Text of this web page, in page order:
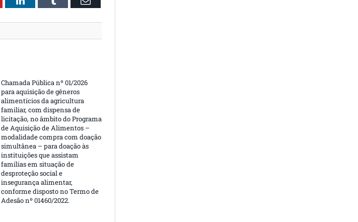
Chamada Pública nº 01/2026
para aquisição de gêneros
alimentícios da agricultura
familiar, com dispensa de
licitação, no âmbito do Programa
de Aquisição de Alimentos –
modalidade compra com doação
simultânea – para doação às
instituições que assistam
famílias em situação de
desproteção social e
insegurança alimentar,
conforme disposto no Termo de
Adesão nº 01460/2022.